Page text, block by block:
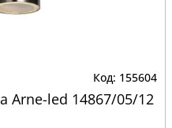
155604
Arne-led 14867/05/12